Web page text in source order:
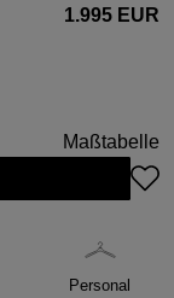
1.995 EUR
Maßtabelle
Personal